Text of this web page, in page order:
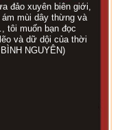
đảo xuyên biên giới,
mùi dây thừng và
tôi muốn bạn đọc
và dữ dội của thời
NGUYÊN)